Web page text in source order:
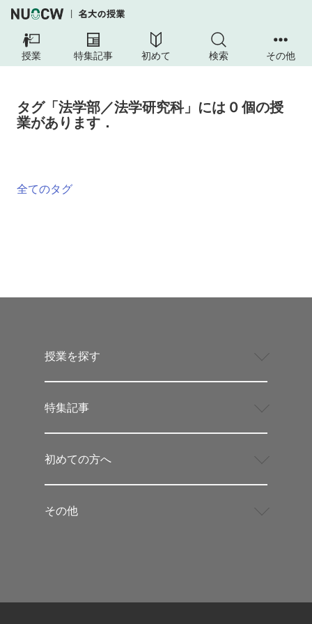
授業 特集記事 初めて 検索 その他
タグ「法学部／法学研究科」には 0 個の授
業があります．
全てのタグ
授業を探す
特集記事
初めての方へ
その他